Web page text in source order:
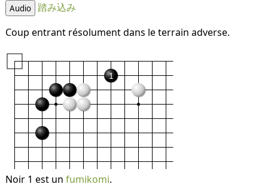
Audio
踏み込み
Coup entrant résolument dans le terrain adverse.
1
Noir 1 est un fumikomi.